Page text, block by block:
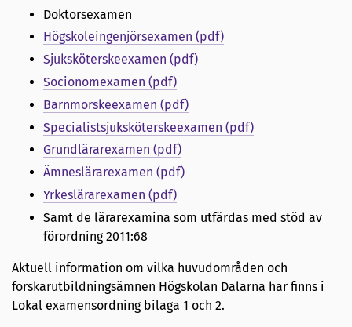
Doktorsexamen
Högskoleingenjörsexamen (pdf)
Sjuksköterskeexamen (pdf)
Socionomexamen (pdf)
Barnmorskeexamen (pdf)
Specialistsjuksköterskeexamen (pdf)
Grundlärarexamen (pdf)
Ämneslärarexamen (pdf)
Yrkeslärarexamen (pdf)
Samt de lärarexamina som utfärdas med stöd av
förordning 2011:68
Aktuell information om vilka huvudområden och
forskarutbildningsämnen Högskolan Dalarna har finns i
Lokal examensordning bilaga 1 och 2.